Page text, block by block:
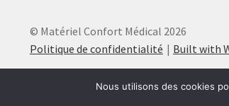
© Matériel Confort Médical 2026
Politique de confidentialité
Built with
Nous utilisons des cookies